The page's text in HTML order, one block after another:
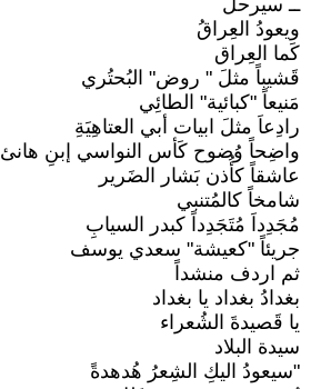
ــ سيرحلُ
ويعودُ العِراقُ
كَما العِراق
قَشيباً مثلَ " روض" البُحتُري
مَنيعاً "كبائية" الطائِي
رادِعاَ مثلَ ابيات أبي العتاهِيَةِ
واضِحاً وُضوح كَأس النواسي إبنِ هانئ
عاشقاً كأُذن بَشار الضَرير
شامخاً كالمُتنبي
مُجَدِداَ مُتَجَدِداً كبدر السيابِ
جريئاً "كعيشة" سعدي يوسف
ثم اردف منشداً
بغدادُ بغداد يا بغداد
يا قَصيدةَ الشُعراء
سيدة البلاد
"سيعودُ اليكِ الشِعرُ هُدهدةً